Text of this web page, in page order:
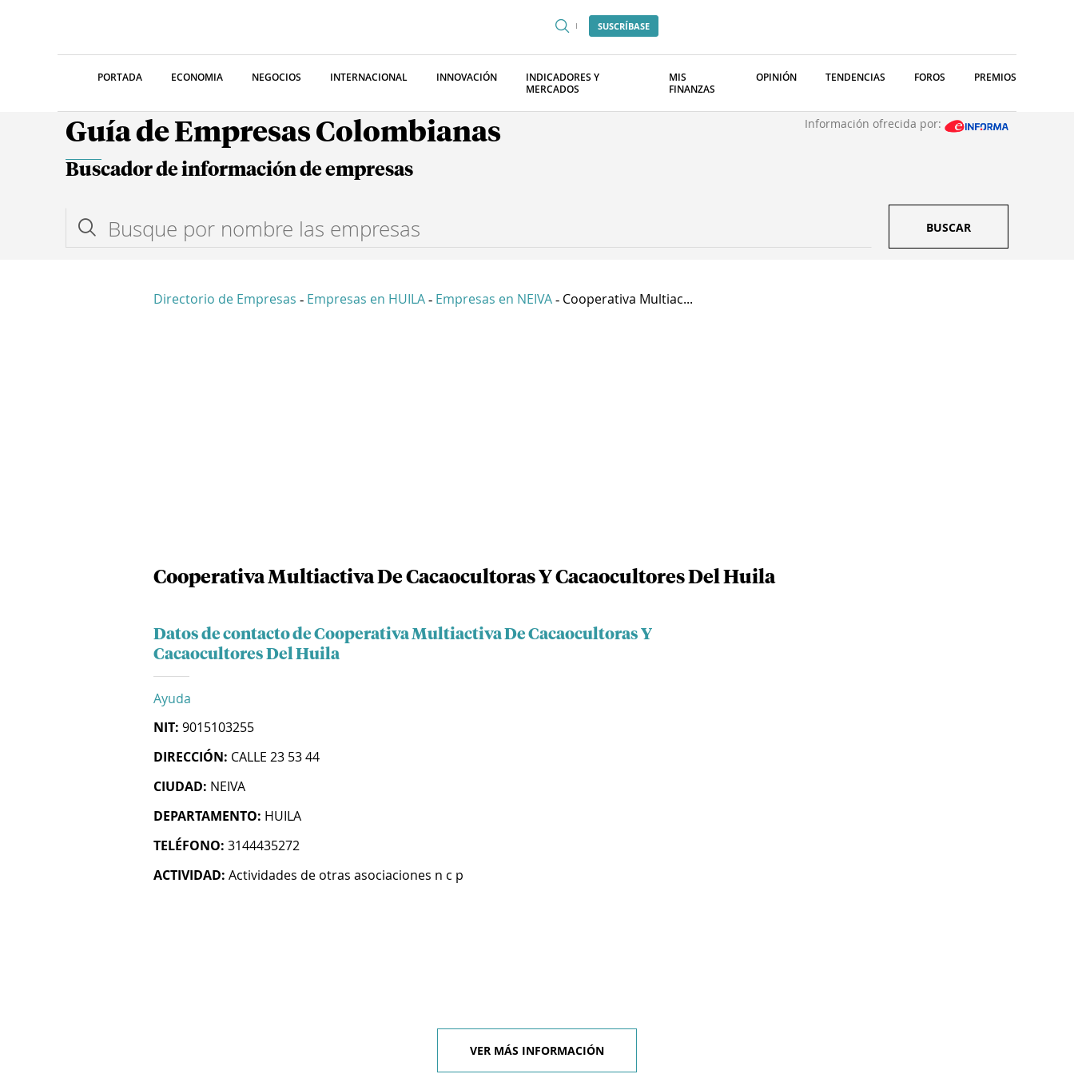
SUSCRÍBASE
PORTADA ECONOMIA NEGOCIOS INTERNACIONAL INNOVACIÓN
INDICADORES Y
MERCADOS
MIS
FINANZAS
OPINIÓN TENDENCIAS FOROS PREMIOS
Guía de Empresas Colombianas Información ofrecida por:
Buscador de información de empresas
BUSCAR
Directorio de Empresas - Empresas en HUILA - Empresas en NEIVA - Cooperativa Multiac...
Cooperativa Multiactiva De Cacaocultoras Y Cacaocultores Del Huila
Datos de contacto de Cooperativa Multiactiva De Cacaocultoras Y
Cacaocultores Del Huila
Ayuda
NIT: 9015103255
DIRECCIÓN: CALLE 23 53 44
CIUDAD: NEIVA
DEPARTAMENTO: HUILA
TELÉFONO: 3144435272
ACTIVIDAD: Actividades de otras asociaciones n c p
VER MÁS INFORMACIÓN